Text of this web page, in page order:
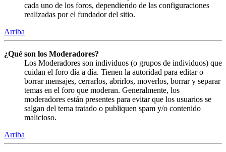
cada uno de los foros, dependiendo de las configuraciones
realizadas por el fundador del sitio.
Arriba
¿Qué son los Moderadores?
Los Moderadores son individuos (o grupos de individuos) que
cuidan el foro día a día. Tienen la autoridad para editar o
borrar mensajes, cerrarlos, abrirlos, moverlos, borrar y separar
temas en el foro que moderan. Generalmente, los
moderadores están presentes para evitar que los usuarios se
salgan del tema tratado o publiquen spam y/o contenido
malicioso.
Arriba